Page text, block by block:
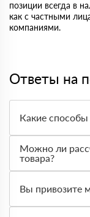
позиции всегда в
как с частными
компаниями.
Ответы на
Какие способы
счёту. Точный
вами до отгрузки.
Можно ли
товара?
получения.
проверяете
оплачиваете.
Вы привозите